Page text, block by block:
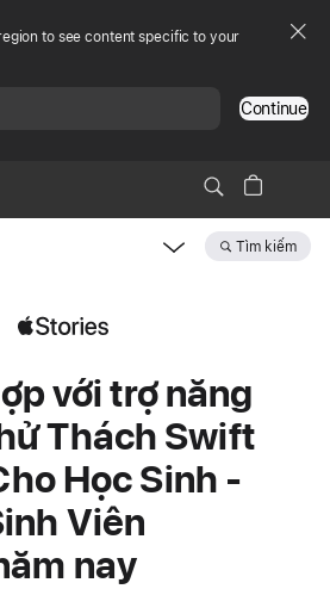
to see content specific to your
Continue
Tìm kiếm
với trợ năng
Thách Swift
Học Sinh -
Viên
nay